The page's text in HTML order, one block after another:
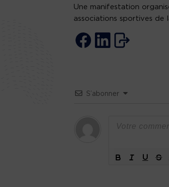
Une manifestation
associations sportives de
S’abonner